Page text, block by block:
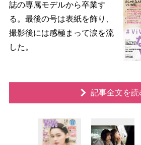
誌の専属モデルから卒業す
る。最後の号は表紙を飾り、
撮影後には感極まって涙を流
した。
記事全文を読